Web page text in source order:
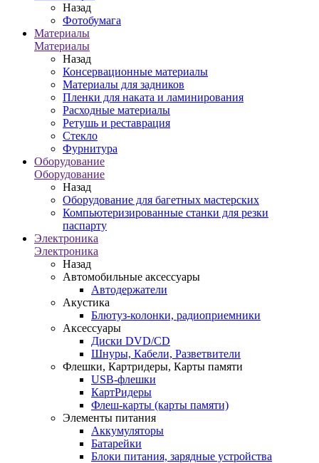
Назад
Фотобумага
Материалы
Материалы
Назад
Консервационные материалы
Материалы для задников
Пленки для наката и ламинирования
Расходные материалы
Ретушь и реставрация
Стекло
Фурнитура
Оборудование
Оборудование
Назад
Оборудование для багетных мастерских
Компьютеризированные станки для резки
паспарту
Электроника
Электроника
Назад
Автомобильные аксессуары
Автодержатели
Акустика
Блютуз-колонки, радиоприемники
Аксессуары
Диски DVD/CD
Шнуры, Кабели, Разветвители
Флешки, Картридеры, Карты памяти
USB-флешки
КартРидеры
Флеш-карты (карты памяти)
Элементы питания
Аккумуляторы
Батарейки
Блоки питания, зарядные устройства